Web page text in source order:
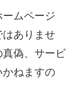
ムページ
ありませ
偽、サービ
かねますの